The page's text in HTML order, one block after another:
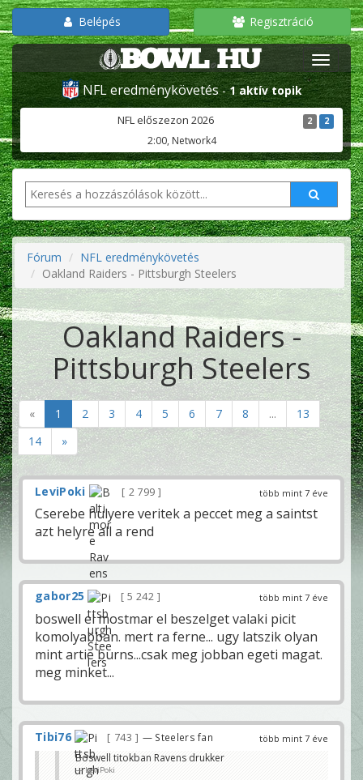
Belépés Regisztráció
NFL eredménykövetés -1 aktív topik
NFL előszezon 2026 2 2
2:00, Network4
Fórum
NFL eredménykövetés
Oakland Raiders - Pittsburgh Steelers
Oakland Raiders -
Pittsburgh Steelers
« 1 2 3 4 5 6 7 8 ...
13
14
»
több mint 7 éve
LeviPoki 2 799
Cserebe hulyere veritek a peccet meg a saintst
azt helyre all a rend
több mint 7 éve
gabor25 5 242
boswell el mostmar el beszelget valaki picit
komolyabban. mert ra ferne... ugy latszik olyan
mint artie burns...csak meg jobban egeti magat.
meg minket...
több mint 7 éve
Tibi76 743 — Steelers fan
Boswell titokban Ravens drukker
LeviPoki